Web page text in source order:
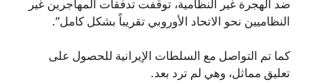
ضد الهجرة غير النظامية، توقفت تدفقات المهاجرين غير
النظاميين نحو الاتحاد الأوروبي تقريباً بشكل كامل”.
كما تم التواصل مع السلطات الإيرانية للحصول على
تعليق مماثل، وهي لم ترد بعد.